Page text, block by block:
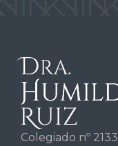
Colegiado nº 2133